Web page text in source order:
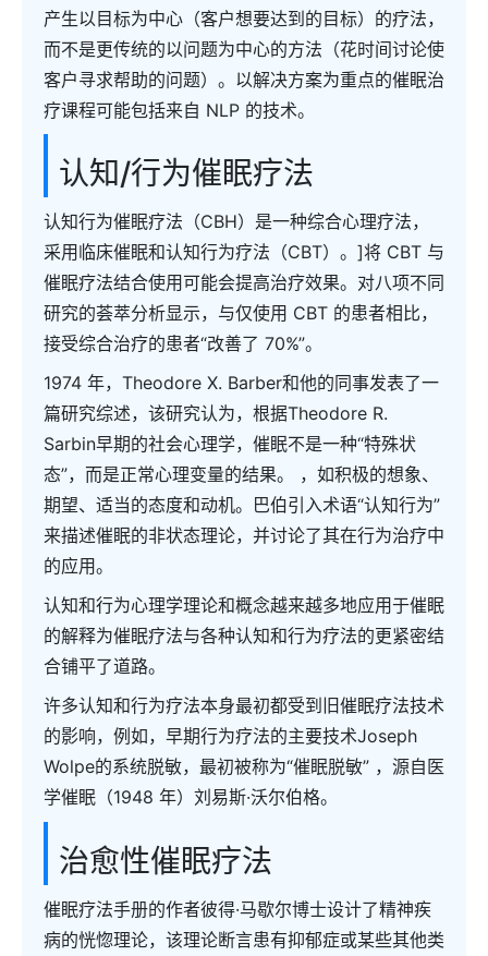
产生以目标为中心（客户想要达到的目标）的疗法，
而不是更传统的以问题为中心的方法（花时间讨论使
客户寻求帮助的问题）。以解决方案为重点的催眠治
疗课程可能包括来自 NLP 的技术。
认知/行为催眠疗法
认知行为催眠疗法（CBH）是一种综合心理疗法，
采用临床催眠和认知行为疗法（CBT）。]将 CBT 与
催眠疗法结合使用可能会提高治疗效果。对八项不同
研究的荟萃分析显示，与仅使用 CBT 的患者相比，
接受综合治疗的患者“改善了 70%”。
1974 年，Theodore X. Barber和他的同事发表了一
篇研究综述，该研究认为，根据Theodore R.
Sarbin早期的社会心理学，催眠不是一种“特殊状
态”，而是正常心理变量的结果。 ，如积极的想象、
期望、适当的态度和动机。巴伯引入术语“认知行为”
来描述催眠的非状态理论，并讨论了其在行为治疗中
的应用。
认知和行为心理学理论和概念越来越多地应用于催眠
的解释为催眠疗法与各种认知和行为疗法的更紧密结
合铺平了道路。
许多认知和行为疗法本身最初都受到旧催眠疗法技术
的影响，例如，早期行为疗法的主要技术Joseph
Wolpe的系统脱敏，最初被称为“催眠脱敏” ，源自医
学催眠（1948 年）刘易斯·沃尔伯格。
治愈性催眠疗法
催眠疗法手册的作者彼得·马歇尔博士设计了精神疾
病的恍惚理论，该理论断言患有抑郁症或某些其他类